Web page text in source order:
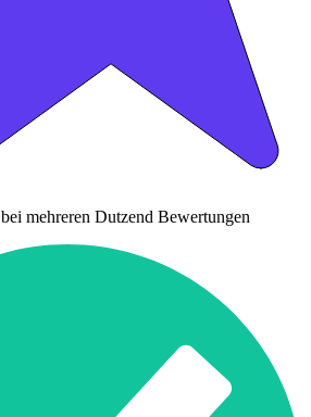
bei mehreren Dutzend Bewertungen